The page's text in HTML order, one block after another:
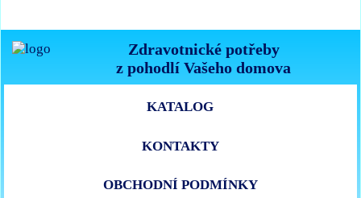
Zdravotnické potřeby
z pohodlí Vašeho domova
KATALOG
KONTAKTY
OBCHODNÍ PODMÍNKY